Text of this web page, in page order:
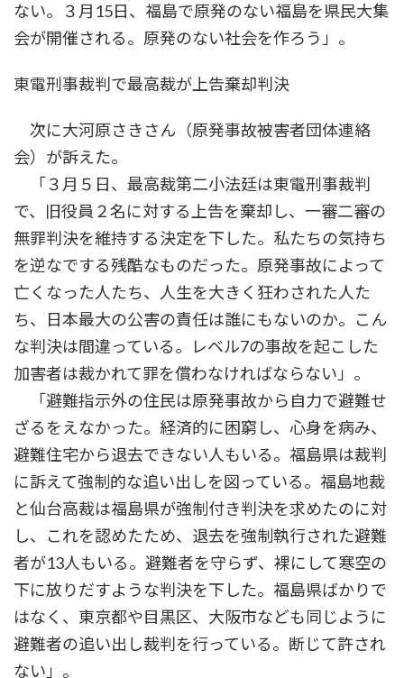
ない。３月15日、福島で原発のない福島を県民大集
会が開催される。原発のない社会を作ろう」。
東電刑事裁判で最高裁が上告棄却判決
次に大河原さきさん（原発事故被害者団体連絡
会）が訴えた。
「３月５日、最高裁第二小法廷は東電刑事裁判
で、旧役員２名に対する上告を棄却し、一審二審の
無罪判決を維持する決定を下した。私たちの気持ち
を逆なでする残酷なものだった。原発事故によって
亡くなった人たち、人生を大きく狂わされた人た
ち、日本最大の公害の責任は誰にもないのか。こん
な判決は間違っている。レベル7の事故を起こした
加害者は裁かれて罪を償わなければならない」。
「避難指示外の住民は原発事故から自力で避難せ
ざるをえなかった。経済的に困窮し、心身を病み、
避難住宅から退去できない人もいる。福島県は裁判
に訴えて強制的な追い出しを図っている。福島地裁
と仙台高裁は福島県が強制付き判決を求めたのに対
し、これを認めたため、退去を強制執行された避難
者が13人もいる。避難者を守らず、裸にして寒空の
下に放りだすような判決を下した。福島県ばかりで
はなく、東京都や目黒区、大阪市なども同じように
避難者の追い出し裁判を行っている。断じて許され
ない」。